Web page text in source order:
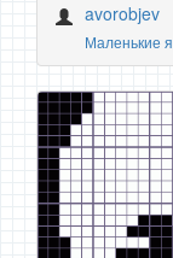
avorobjev
Маленькие